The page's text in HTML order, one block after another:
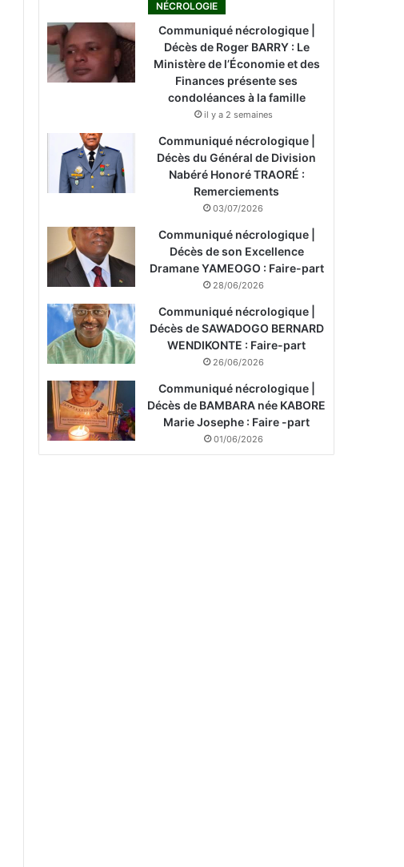
NÉCROLOGIE
Communiqué nécrologique |
Décès de Roger BARRY : Le
Ministère de l’Économie et des
Finances présente ses
condoléances à la famille
il y a 2 semaines
Communiqué nécrologique |
Décès du Général de Division
Nabéré Honoré TRAORÉ :
Remerciements
03/07/2026
Communiqué nécrologique |
Décès de son Excellence
Dramane YAMEOGO : Faire-part
28/06/2026
Communiqué nécrologique |
Décès de SAWADOGO BERNARD
WENDIKONTE : Faire-part
26/06/2026
Communiqué nécrologique |
Décès de BAMBARA née KABORE
Marie Josephe : Faire -part
01/06/2026